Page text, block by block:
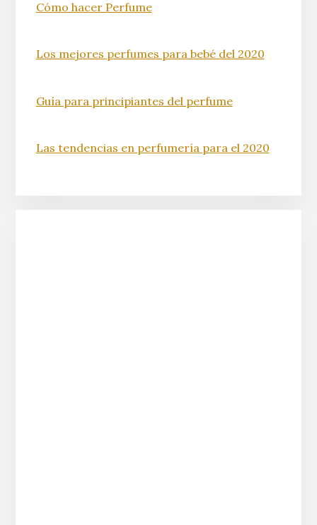
Cómo hacer Perfume
Los mejores perfumes para bebé del 2020
Guía para principiantes del perfume
Las tendencias en perfumería para el 2020